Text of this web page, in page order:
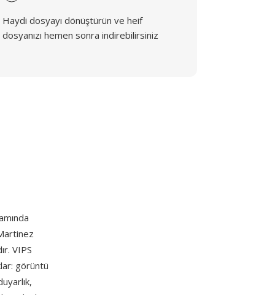
Haydi dosyayı dönüştürün ve heif
dosyanızı hemen sonra indirebilirsiniz
VIPS
görüntü